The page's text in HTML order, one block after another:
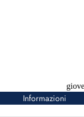
Informazioni